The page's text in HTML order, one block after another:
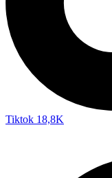
Tiktok 18,8K